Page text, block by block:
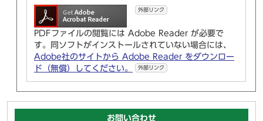
外部リンク
PDFファイルの閲覧には Adobe Reader が必要で
す。同ソフトがインストールされていない場合には、
Adobe社のサイトから Adobe Reader をダウンロー
ド（無償）してください。
外部リンク
お問い合わせ